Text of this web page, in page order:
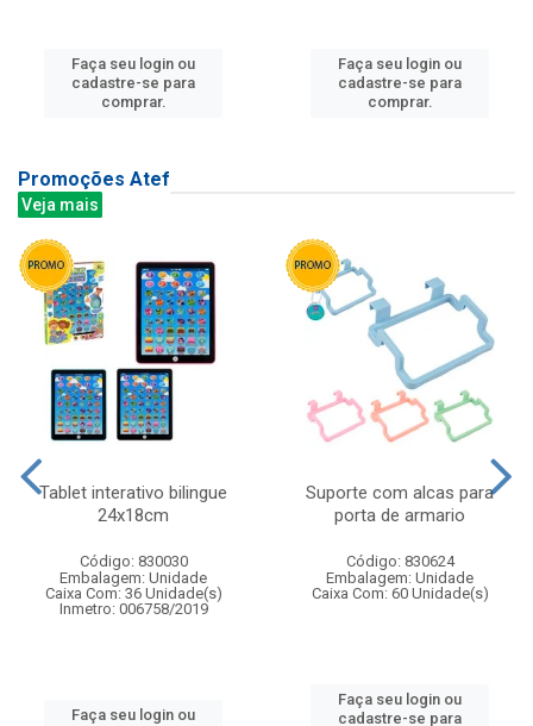
Faça seu login ou
cadastre-se para
comprar.
Faça seu login ou
cadastre-se para
comprar.
Promoções Atef
Veja mais
Tablet interativo bilingue
24x18cm
Código: 830030
Embalagem: Unidade
Caixa Com: 36 Unidade(s)
Inmetro: 006758/2019
Faça seu login ou
Suporte com alcas para
porta de armario
Código: 830624
Embalagem: Unidade
Caixa Com: 60 Unidade(s)
Faça seu login ou
cadastre-se para